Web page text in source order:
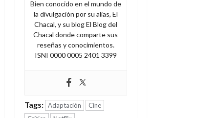
Bien conocido en el mundo de
la divulgación por su alias, El
Chacal, y su blog El Blog del
Chacal donde comparte sus
reseñas y conocimientos.
ISNI 0000 0005 2401 3399
Tags: Adaptación
Cine